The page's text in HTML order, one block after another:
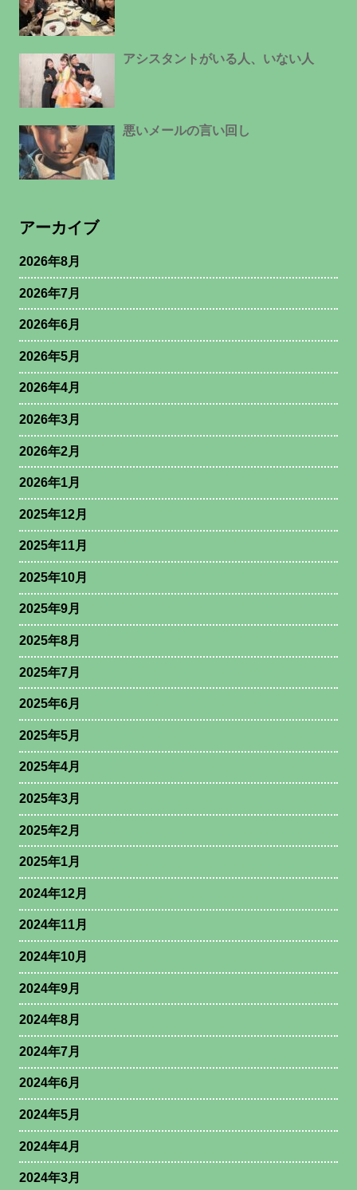
アシスタントがいる人、いない人
悪いメールの言い回し
アーカイブ
2026年8月
2026年7月
2026年6月
2026年5月
2026年4月
2026年3月
2026年2月
2026年1月
2025年12月
2025年11月
2025年10月
2025年9月
2025年8月
2025年7月
2025年6月
2025年5月
2025年4月
2025年3月
2025年2月
2025年1月
2024年12月
2024年11月
2024年10月
2024年9月
2024年8月
2024年7月
2024年6月
2024年5月
2024年4月
2024年3月